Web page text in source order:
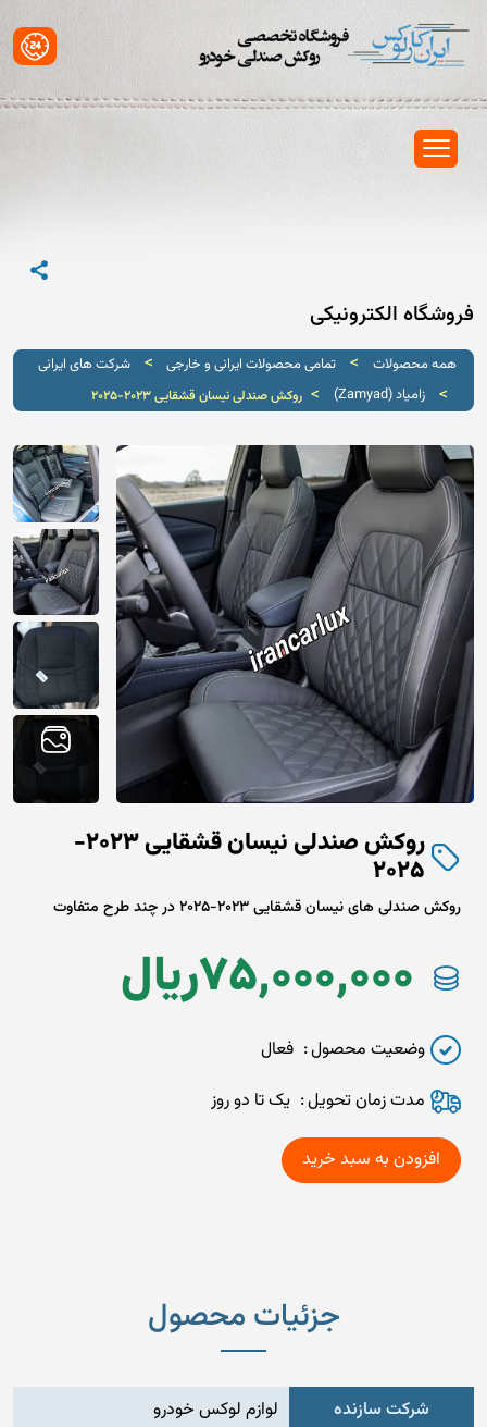
فروشگاه الکترونیکی
همه محصولات > تمامی محصولات ایرانی و خارجی > شرکت های ایرانی
> زامیاد (Zamyad) > روکش صندلی نیسان قشقایی 2023-2025
روکش صندلی نیسان قشقایی 2023-
2025
روکش صندلی های نیسان قشقایی 2023-2025 در چند طرح متفاوت
ريال75,000,000
وضعیت محصول
فعال
مدت زمان تحويل
یک تا دو روز
جزئیات محصول
شرکت سازنده
لوازم لوکس خودرو